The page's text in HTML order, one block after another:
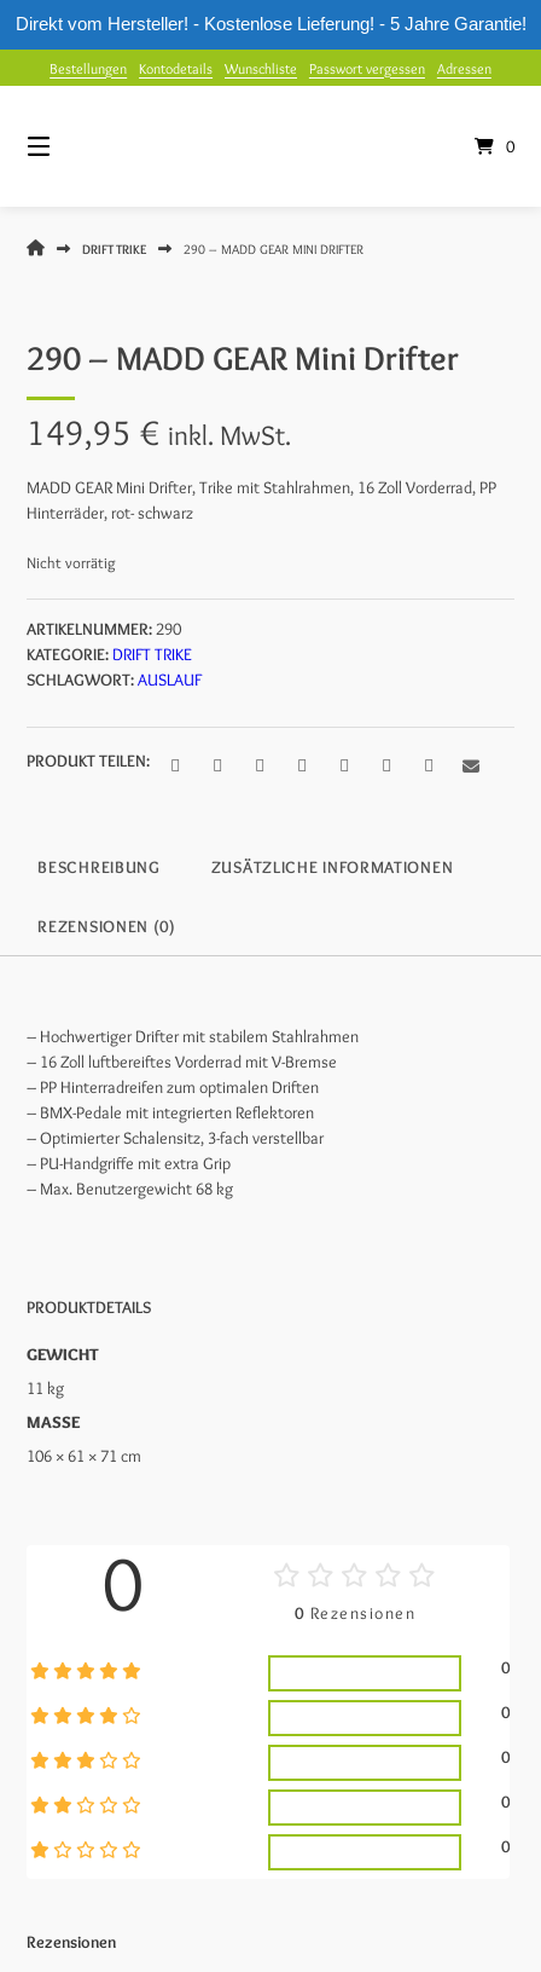
Direkt vom Hersteller! - Kostenlose Lieferung! - 5 Jahre Garantie!
zum
Bestellungen Kontodetails Wunschliste Passwort vergessen Adressen
0
MUUWMIDRIFT TRIKE 290 – MADD GEAR MINI DRIFTER
290 – MADD GEAR Mini Drifter
149,95€ inkl. MwSt.
MADD GEAR Mini Drifter, Trike mit Stahlrahmen, 16 Zoll Vorderrad, PP
Hinterräder, rot- schwarz
Nicht vorrätig
ARTIKELNUMMER:290
KATEGORIE: DRIFT TRIKE
SCHLAGWORT:AUSLAUF
PRODUKT TEILEN:
BESCHREIBUNG ZUSÄTZLICHE INFORMATIONEN
REZENSIONEN (0)
– Hochwertiger Drifter mit stabilem Stahlrahmen
– 16 Zoll luftbereiftes Vorderrad mit V-Bremse
– PP Hinterradreifen zum optimalen Driften
– BMX-Pedale mit integrierten Reflektoren
– Optimierter Schalensitz, 3-fach verstellbar
– PU-Handgriffe mit extra Grip
– Max. Benutzergewicht 68 kg
PRODUKTDETAILS
GEWICHT
11 kg
MASSE
106 × 61 × 71 cm
Rezensionen
0 0 Rezensionen
0
0
0
0
0